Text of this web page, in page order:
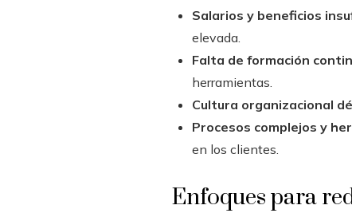
Salarios y beneficios
elevada.
Falta de formación
herramientas.
Cultura organizacional
Procesos complejos y
en los clientes.
Enfoques para